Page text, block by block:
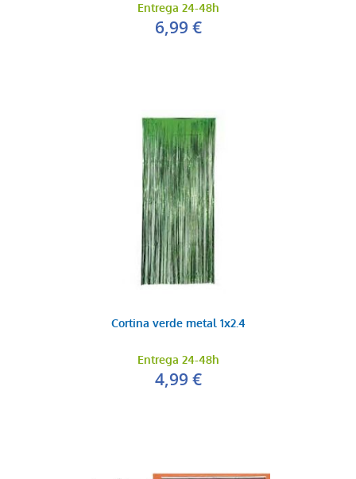
Entrega 24-48h
6,99 €
Cortina verde metal 1x2.4
Entrega 24-48h
4,99 €